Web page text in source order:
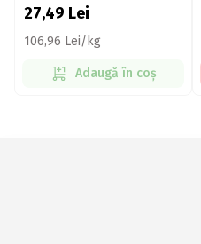
27,49 Lei
106,96 Lei/kg
Adaugă în coș